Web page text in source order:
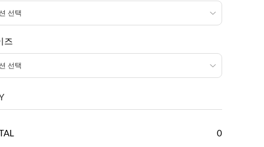
즈
0